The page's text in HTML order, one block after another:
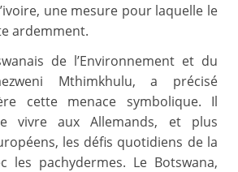
une mesure pour laquelle le
ardemment.
de l’Environnement et du
Mthimkhulu, a précisé
cette menace symbolique. Il
vivre aux Allemands, et plus
les défis quotidiens de la
les pachydermes. Le Botswana,